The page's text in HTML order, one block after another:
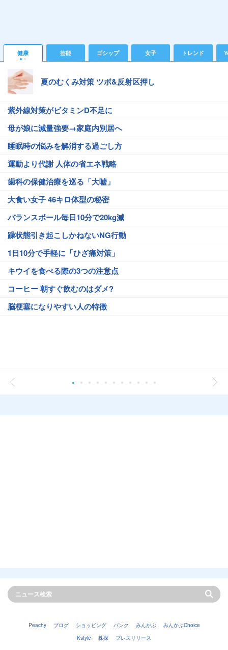
健康 芸能 ゴシップ 女子 トレンド
夏のむくみ対策 ツボ&反射区押し
紫外線対策がビタミンD不足に
母が娘に減量強要→家庭内別居へ
睡眠時の悩みを解消する過ごし方
運動より代謝 人体の省エネ戦略
歯科の保健治療を巡る「大嘘」
大食い女子 46キロ体型の秘密
バランスボール毎日10分で20kg減
躁状態引き起こしかねないNG行動
1日10分で手軽に「ひざ痛対策」
キウイを食べる際の3つの注意点
コーヒー 朝すぐ飲むのはダメ?
脳梗塞になりやすい人の特徴
Peachy ブログ ショッピング バンク みんかぶ
みんかぶChoice
Kstyle
株探 プレスリリース